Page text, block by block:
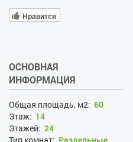
Нравится
ОСНОВНАЯ
ИНФОРМАЦИЯ
Общая площадь, м2: 60
Этаж: 14
Этажей: 24